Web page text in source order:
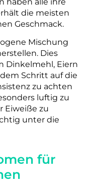
die meisten
Geschmack.
Mischung
Dies
Dinkelmehl, Eiern
Schritt auf die
zu achten
luftig zu
Eiweiße zu
unter die
für